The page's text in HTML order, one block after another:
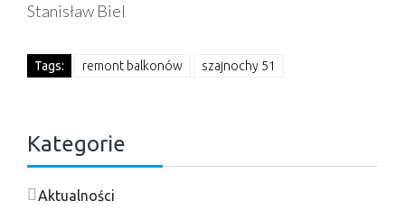
Stanisław Biel
Tags: remont balkonów szajnochy 51
Kategorie
Aktualności